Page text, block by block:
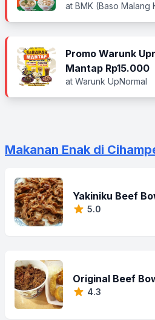
at BMK (Baso Malang
Promo Warunk
Mantap Rp15.000
at Warunk UpNormal
Makanan Enak di
Yakiniku Beef
5.0
Original Beef
4.3